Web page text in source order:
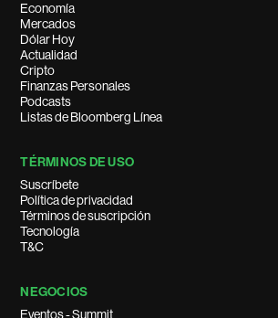
Economía
Mercados
Dólar Hoy
Actualidad
Cripto
Finanzas Personales
Podcasts
Listas de Bloomberg Línea
TÉRMINOS DE USO
Suscríbete
Política de privacidad
Términos de suscripción
Tecnología
T&C
NEGOCIOS
Eventos - Summit